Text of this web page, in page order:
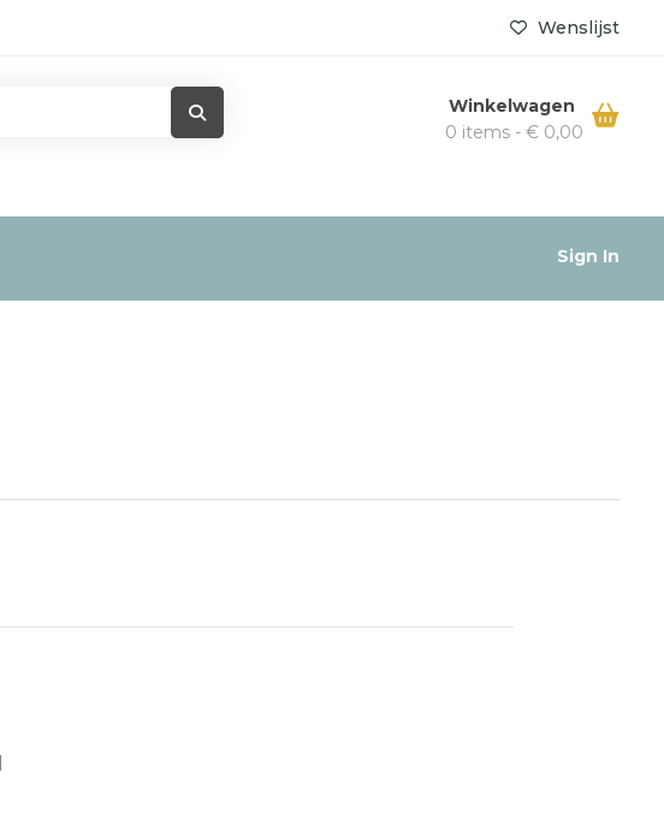
Wenslijst
Winkelwagen
0 items - €0,00
Sign In